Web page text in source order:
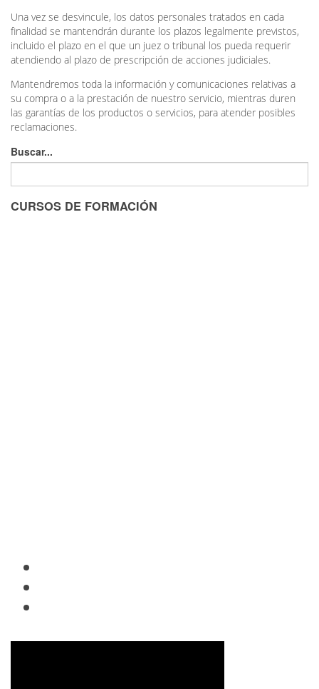
Una vez se desvincule, los datos personales tratados en cada
finalidad se mantendrán durante los plazos legalmente previstos,
incluido el plazo en el que un juez o tribunal los pueda requerir
atendiendo al plazo de prescripción de acciones judiciales.
Mantendremos toda la información y comunicaciones relativas a
su compra o a la prestación de nuestro servicio, mientras duren
las garantías de los productos o servicios, para atender posibles
reclamaciones.
Buscar...
CURSOS DE FORMACIÓN